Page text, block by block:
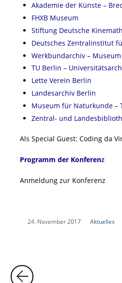
Akademie der Künste –
FHXB Museum
Stiftung Deutsche
Deutsches Zentralinstitut
Werkbundarchiv –
TU Berlin –
Lette Verein Berlin
Landesarchiv Berlin
Museum für Naturkunde –
Zentral- und
Als Special Guest: Coding da
Programm der Konferenz
Anmeldung zur Konferenz
24. November 2017 Aktuelles